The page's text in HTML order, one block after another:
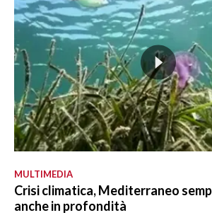
MULTIMEDIA
Crisi climatica, Mediterraneo
anche in profondità